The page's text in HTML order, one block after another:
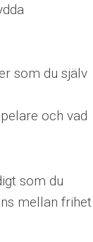
som du själv
och vad
som du
mellan frihet